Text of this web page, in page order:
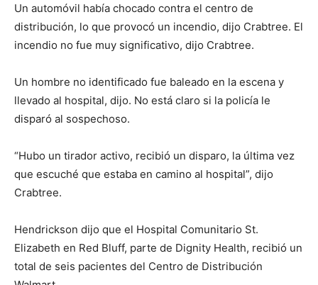
Un automóvil había chocado contra el centro de
distribución, lo que provocó un incendio, dijo Crabtree. El
incendio no fue muy significativo, dijo Crabtree.
Un hombre no identificado fue baleado en la escena y
llevado al hospital, dijo. No está claro si la policía le
disparó al sospechoso.
“Hubo un tirador activo, recibió un disparo, la última vez
que escuché que estaba en camino al hospital”, dijo
Crabtree.
Hendrickson dijo que el Hospital Comunitario St.
Elizabeth en Red Bluff, parte de Dignity Health, recibió un
total de seis pacientes del Centro de Distribución